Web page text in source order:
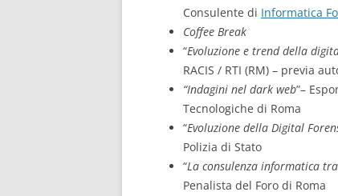
Consulente di Informatica
Coffee Break
“Evoluzione e trend della
RACIS / RTI (RM) – previa
“Indagini nel dark web”–
Tecnologiche di Roma
“Evoluzione della Digital
Polizia di Stato
“La consulenza informatica
Penalista del Foro di Roma